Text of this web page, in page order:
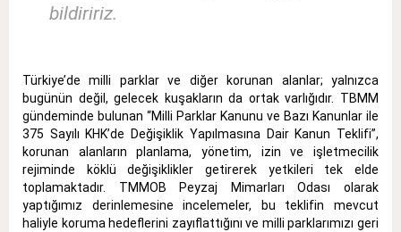
bildiririz.
Türkiye’de milli parklar ve diğer korunan alanlar; yalnızca
bugünün değil, gelecek kuşakların da ortak varlığıdır. TBMM
gündeminde bulunan “Milli Parklar Kanunu ve Bazı Kanunlar ile
375 Sayılı KHK’de Değişiklik Yapılmasına Dair Kanun Teklifi”,
korunan alanların planlama, yönetim, izin ve işletmecilik
rejiminde köklü değişiklikler getirerek yetkileri tek elde
toplamaktadır. TMMOB Peyzaj Mimarları Odası olarak
yaptığımız derinlemesine incelemeler, bu teklifin mevcut
haliyle koruma hedeflerini zayıflattığını ve milli parklarımızı geri